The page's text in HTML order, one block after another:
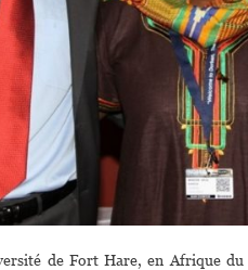
de Fort Hare, en Afrique